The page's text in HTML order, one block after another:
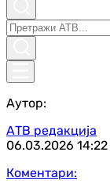
Аутор:
АТВ редакција
06.03.2026 14:22
Коментари: